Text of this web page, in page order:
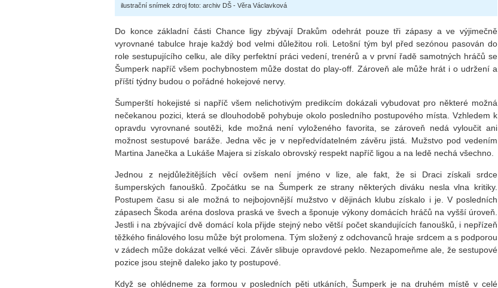
ilustrační snímek zdroj foto: archiv DŠ - Věra Václavková
Do konce základní části Chance ligy zbývají Drakům odehrát pouze tři zápasy a ve výjimečně
vyrovnané tabulce hraje každý bod velmi důležitou roli. Letošní tým byl před sezónou pasován do
role sestupujícího celku, ale díky perfektní práci vedení, trenérů a v první řadě samotných hráčů se
Šumperk napříč všem pochybnostem může dostat do play-off. Zároveň ale může hrát i o udržení a
příští týdny budou o pořádné hokejové nervy.
Šumperští hokejisté si napříč všem nelichotivým predikcím dokázali vybudovat pro některé možná
nečekanou pozici, která se dlouhodobě pohybuje okolo posledního postupového místa. Vzhledem k
opravdu vyrovnané soutěži, kde možná není vyloženého favorita, se zároveň nedá vyloučit ani
možnost sestupové baráže. Jedna věc je v nepředvídatelném závěru jistá. Mužstvo pod vedením
Martina Janečka a Lukáše Majera si získalo obrovský respekt napříč ligou a na ledě nechá všechno.
Jednou z nejdůležitějších věcí ovšem není jméno v lize, ale fakt, že si Draci získali srdce
šumperských fanoušků. Zpočátku se na Šumperk ze strany některých diváku nesla vlna kritiky.
Postupem času si ale možná to nejbojovnější mužstvo v dějinách klubu získalo i je. V posledních
zápasech Škoda aréna doslova praská ve švech a šponuje výkony domácích hráčů na vyšší úroveň.
Jestli i na zbývající dvě domácí kola přijde stejný nebo větší počet skandujících fanoušků, i nepřízeň
těžkého finálového losu může být prolomena. Tým složený z odchovanců hraje srdcem a s podporou
v zádech může dokázat velké věci. Závěr slibuje opravdové peklo. Nezapomeňme ale, že sestupové
pozice jsou stejně daleko jako ty postupové.
Když se ohlédneme za formou v posledních pěti utkáních, Šumperk je na druhém místě v celé